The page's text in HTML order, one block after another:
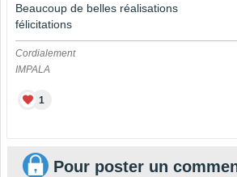
Beaucoup de belles réalisations
félicitations
Cordialement
IMPALA
1
Pour poster un